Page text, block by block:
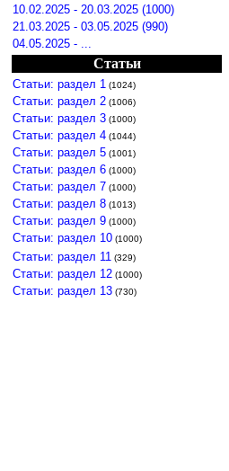
10.02.2025 - 20.03.2025 (1000)
21.03.2025 - 03.05.2025 (990)
04.05.2025 - ...
Статьи
Статьи: раздел 1 (1024)
Статьи: раздел 2 (1006)
Статьи: раздел 3 (1000)
Статьи: раздел 4 (1044)
Статьи: раздел 5 (1001)
Статьи: раздел 6 (1000)
Статьи: раздел 7 (1000)
Статьи: раздел 8 (1013)
Статьи: раздел 9 (1000)
Статьи: раздел 10 (1000)
Статьи: раздел 11 (329)
Статьи: раздел 12 (1000)
Статьи: раздел 13 (730)